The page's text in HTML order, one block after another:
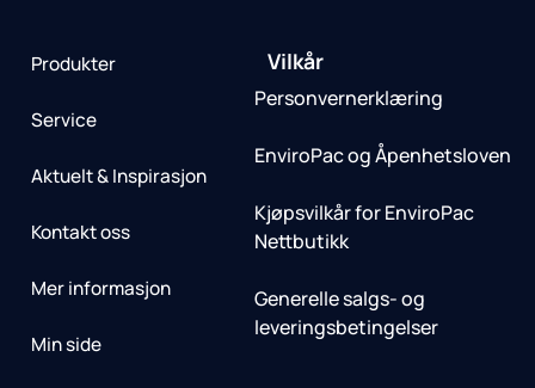
Produkter
Service
Aktuelt & Inspirasjon
Kontakt oss
Mer informasjon
Min side
Vilkår
Personvernerklæring
EnviroPac og Åpenhetsloven
Kjøpsvilkår for EnviroPac
Nettbutikk
Generelle salgs- og
leveringsbetingelser